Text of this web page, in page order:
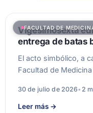
FACULTAD DE
Vigesimosexta
entrega de batas
El acto simbólico, a
Facultad de
30 de julio de 2026• 2
Leer más →